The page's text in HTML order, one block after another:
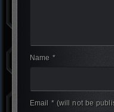
Name *
Email * (will not be